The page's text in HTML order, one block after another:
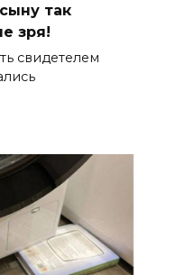
так
зря!
свидетелем